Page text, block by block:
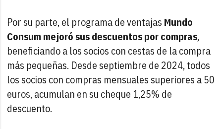
Por su parte, el programa de ventajas Mundo
Consum mejoró sus descuentos por compras,
beneficiando a los socios con cestas de la compra
más pequeñas. Desde septiembre de 2024, todos
los socios con compras mensuales superiores a 50
euros, acumulan en su cheque 1,25% de
descuento.